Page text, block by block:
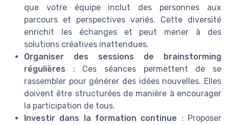
que votre équipe inclut des personnes aux
parcours et perspectives variés. Cette diversité
enrichit les échanges et peut mener à des
solutions créatives inattendues.
Organiser des sessions de brainstorming
régulières : Ces séances permettent de se
rassembler pour générer des idées nouvelles. Elles
doivent être structurées de manière à encourager
la participation de tous.
Investir dans la formation continue : Proposer